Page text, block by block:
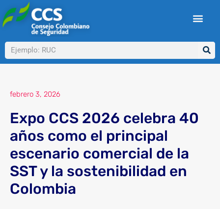
al
contenido
Buscar
febrero 3, 2026
Expo CCS 2026 celebra 40
años como el principal
escenario comercial de la
SST y la sostenibilidad en
Colombia